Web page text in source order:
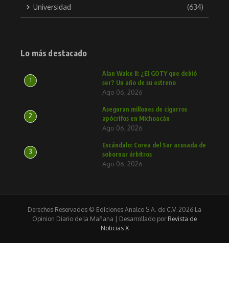
Universidad (634)
Lo más destacado
1
Alan Wake II: ¿El GOTY que debió
ser? Un año de su estreno
Ago 06, 2026
2
Aseguran millones de cigarros
apócrifos en Michoacán
Ago 06, 2026
3
Escándalo: Corea del Sur acusada de
sobornar árbitros
Ago 06, 2026
Derechos Reservados © Ediciones Analco S.A. de C.V. 2026 La
Opinion Diario de la Mañana | Desarrollado por Revista de
Noticias X